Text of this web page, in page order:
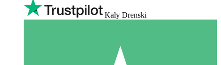
Kaly Drenski